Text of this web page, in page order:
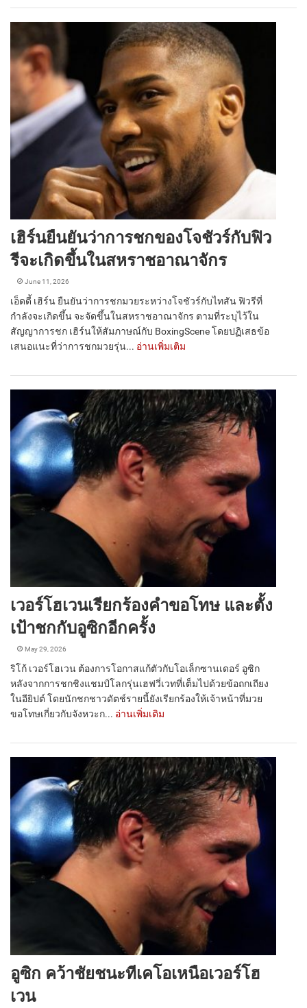
เฮิร์นยืนยันว่าการชกของโจชัวร์กับฟิว
รีจะเกิดขึ้นในสหราชอาณาจักร
June 11, 2026
เอ็ดดี้ เฮิร์น ยืนยันว่าการชกมวยระหว่างโจชัวร์กับไทสัน ฟิวรีที่
กำลังจะเกิดขึ้น จะจัดขึ้นในสหราชอาณาจักร ตามที่ระบุไว้ใน
สัญญาการชก เฮิร์นให้สัมภาษณ์กับ BoxingScene โดยปฏิเสธข้อ
เสนอแนะที่ว่าการชกมวยรุ่น... อ่านเพิ่มเติม
เวอร์โฮเวนเรียกร้องคำขอโทษ และตั้ง
เป้าชกกับอูซิกอีกครั้ง
May 29, 2026
ริโก้ เวอร์โฮเวน ต้องการโอกาสแก้ตัวกับโอเล็กซานเดอร์ อูซิก
หลังจากการชกชิงแชมป์โลกรุ่นเฮฟวี่เวทที่เต็มไปด้วยข้อถกเถียง
ในอียิปต์ โดยนักชกชาวดัตช์รายนี้ยังเรียกร้องให้เจ้าหน้าที่มวย
ขอโทษเกี่ยวกับจังหวะก... อ่านเพิ่มเติม
อูซิก คว้าชัยชนะทีเคโอเหนือเวอร์โฮ
เวน